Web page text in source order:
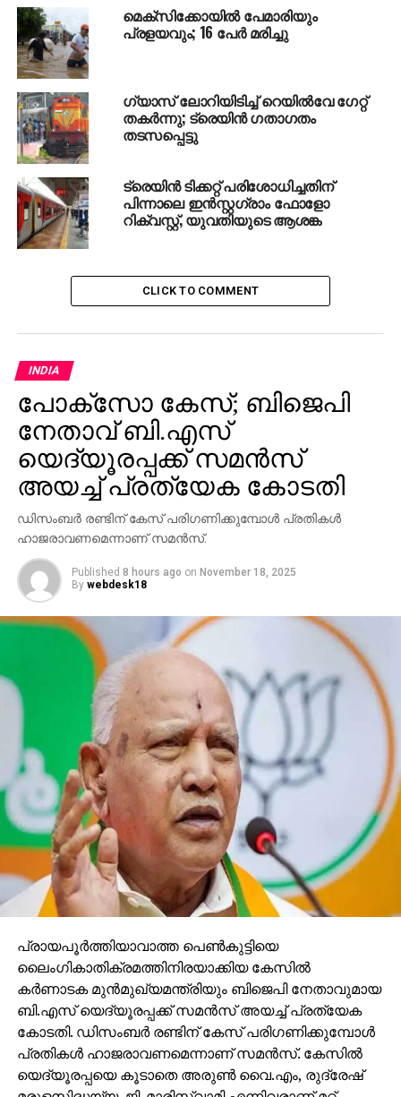
മെക്‌സിക്കോയില്‍ പേമാരിയും
പ്രളയവും; 16 പേര്‍ മരിച്ചു
ഗ്യാസ് ലോറിയിടിച്ച് റെയില്‍വേ ഗേറ്റ്
തകര്‍ന്നു; ട്രെയിന്‍ ഗതാഗതം
തടസപ്പെട്ടു
ട്രെയിന്‍ ടിക്കറ്റ് പരിശോധിച്ചതിന്
പിന്നാലെ ഇന്‍സ്റ്റഗ്രാം ഫോളോ
റിക്വസ്റ്റ്, യുവതിയുടെ ആശങ്ക
CLICK TO COMMENT
INDIA
പോക്‌സോ കേസ്; ബിജെപി
നേതാവ് ബി.എസ്
യെദ്യൂരപ്പക്ക് സമന്‍സ്
അയച്ച് പ്രത്യേക കോടതി
ഡിസംബര്‍ രണ്ടിന് കേസ് പരിഗണിക്കുമ്പോള്‍ പ്രതികള്‍
ഹാജരാവണമെന്നാണ് സമന്‍സ്.
Published 8 hours ago on November 18, 2025
By webdesk18
പ്രായപൂര്‍ത്തിയാവാത്ത പെണ്‍കുട്ടിയെ
ലൈംഗികാതിക്രമത്തിനിരയാക്കിയ കേസില്‍
കര്‍ണാടക മുന്‍മുഖ്യമന്ത്രിയും ബിജെപി നേതാവുമായ
ബി.എസ് യെദ്യൂരപ്പക്ക് സമന്‍സ് അയച്ച് പ്രത്യേക
കോടതി. ഡിസംബര്‍ രണ്ടിന് കേസ് പരിഗണിക്കുമ്പോള്‍
പ്രതികള്‍ ഹാജരാവണമെന്നാണ് സമന്‍സ്. കേസില്‍
യെദ്യൂരപ്പയെ കൂടാതെ അരുണ്‍ വൈ.എം, രുദ്രേഷ്